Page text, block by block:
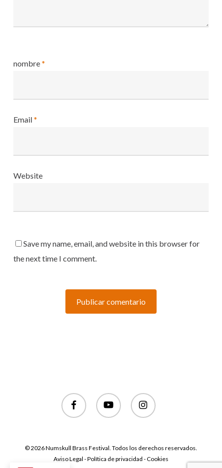
nombre*
Email*
Website
Save my name, email, and website in this browser for
the next time I comment.
facebook youtube instagram
© 2026 Numskull Brass Festival. Todos los derechos reservados.
Aviso Legal - Política de privacidad - Cookies